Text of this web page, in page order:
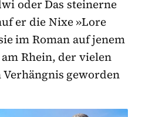
oder Das steinerne
er die Nixe »Lore
im Roman auf jenem
Rhein, der vielen
geworden